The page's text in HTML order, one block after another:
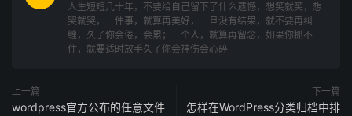
Shift + R按钮刷新页面。也可以从浏览器设置中手动删除缓
如果网站上使用了域名cdn加速或是防攻击的防火墙，那您
人生短短几十年，不要给自己留下了什么遗憾，想笑就笑，想
哭就哭，一件事，就算再美好，一旦没有结果，就不要再纠
缠，久了你会倦，会累；一个人，就算再留念，如果你抓不
住，就要适时放手久了你会神伤会心碎
上一篇
wordpress官方公布的任意文件
下一篇
怎样在WordPress分类归档中排